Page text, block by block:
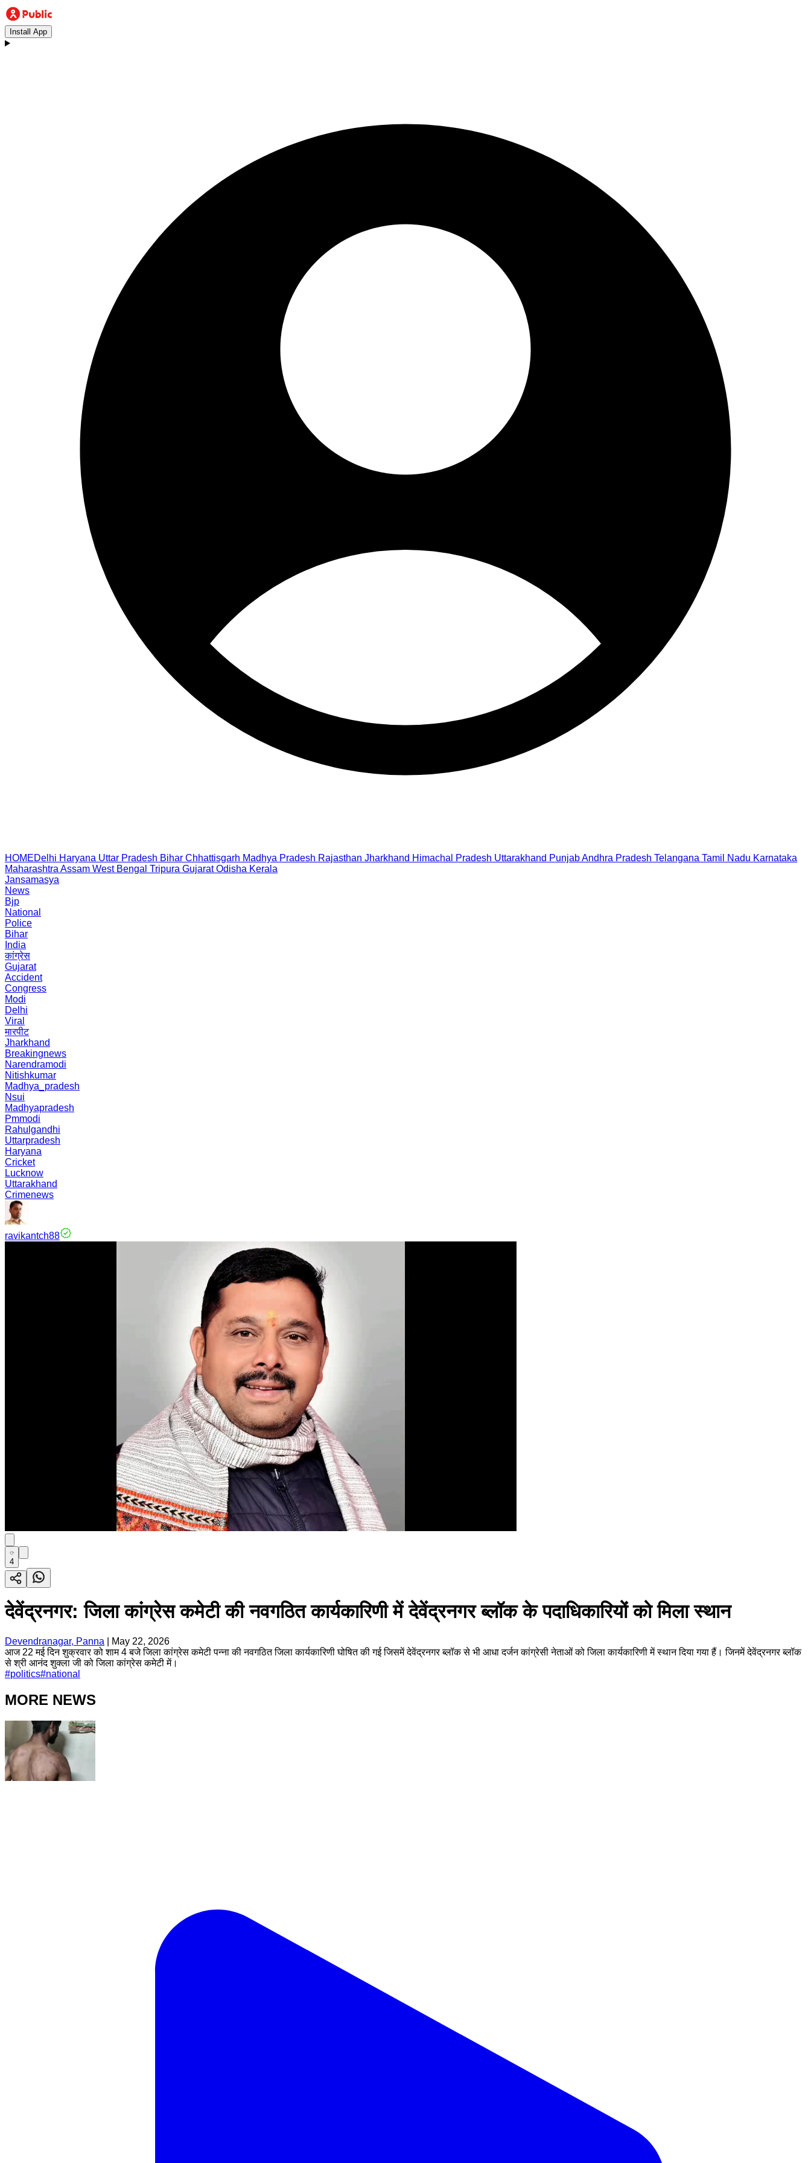
Install App
HOMEDelhi Haryana Uttar Pradesh Bihar Chhattisgarh Madhya Pradesh Rajasthan Jharkhand Himachal Pradesh Uttarakhand PunjabAndhra Pradesh Telangana Tamil Nadu Karnataka
Maharashtra Assam West Bengal Tripura Gujarat Odisha Kerala
Jansamasya
News
Bjp
National
Police
Bihar
India
कांग्रेस
Gujarat
Accident
Congress
Modi
Delhi
Viral
मारपीट
Jharkhand
Breakingnews
Narendramodi
Nitishkumar
Madhya_pradesh
Nsui
Madhyapradesh
Pmmodi
Rahulgandhi
Uttarpradesh
Haryana
Cricket
Lucknow
Uttarakhand
Crimenews
ravikantch88
4
देवेंद्रनगर: जिला कांग्रेस कमेटी की नवगठित कार्यकारिणी में देवेंद्रनगर ब्लॉक के पदाधिकारियों को मिला स्थान
Devendranagar, Panna
May 22, 2026
आज 22 मई दिन शुक्रवार को शाम 4 बजे जिला कांग्रेस कमेटी पन्ना की नवगठित जिला कार्यकारिणी घोषित की गई जिसमें देवेंद्रनगर ब्लॉक से भी आधा दर्जन कांग्रेसी नेताओं को जिला कार्यकारिणी में स्थान दिया गया हैं। जिनमें देवेंद्रनगर ब्लॉक
से श्री आनंद शुक्ला जी को जिला कांग्रेस कमेटी में।
#politics#national
MORE NEWS